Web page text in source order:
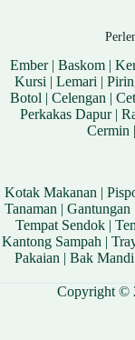
Ember|Baskom |
Kursi |Lemari |
Botol |Celengan |
Perkakas Dapur|
Cermin|
Kotak Makanan |
Tanaman| Gantungan|
Tempat Sendok|
Kantong Sampah |
Pakaian| Bak
Copyright ©